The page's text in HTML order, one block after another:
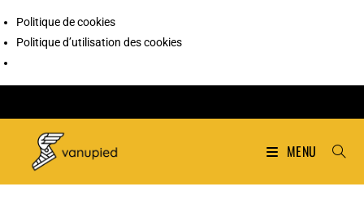
Politique de cookies
Politique d’utilisation des cookies
MENU